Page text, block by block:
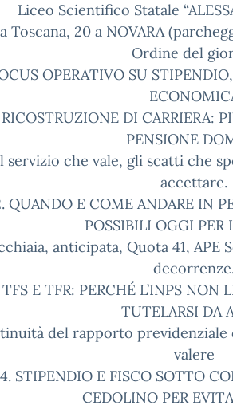
Liceo Scientifico Statale
Toscana, 20 a NOVARA
Ordine del
OPERATIVO SU
RICOSTRUZIONE DI CARRIERA:
PENSIONE
servizio che vale, gli scatti che
accettare.
QUANDO E COME ANDARE IN
POSSIBILI OGGI PER
anticipata, Quota 41, APE
TFS E TFR: PERCHÉ L’INPS
TUTELARSI DA
del rapporto
valere
4. STIPENDIO E FISCO SOTTO
CEDOLINO PER